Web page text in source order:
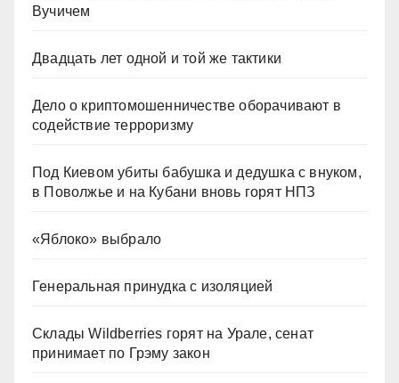
Вучичем
Двадцать лет одной и той же тактики
Дело о криптомошенничестве оборачивают в
содействие терроризму
Под Киевом убиты бабушка и дедушка с внуком,
в Поволжье и на Кубани вновь горят НПЗ
«Яблоко» выбрало
Генеральная принудка с изоляцией
Склады Wildberries горят на Урале, сенат
принимает по Грэму закон